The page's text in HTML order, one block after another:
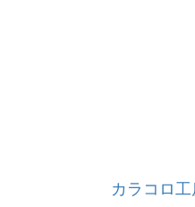
カラコロ